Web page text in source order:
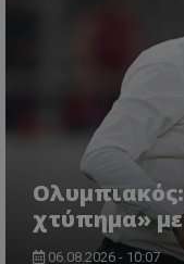
χτύπημα»
06.08.2026 - 10:07